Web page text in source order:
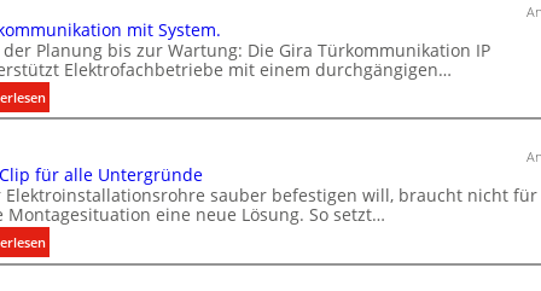
s
b
a
r
E
mit System.
der Planung bis zur Wartung: Die Gira Türkommunikation IP
Elektrofachbetriebe mit einem durchgängigen…
:
T
k
o
m
m
für alle Untergründe
Elektroinstallationsrohre sauber befestigen will, braucht nicht für
Montagesituation eine neue Lösung. So setzt…
:
E